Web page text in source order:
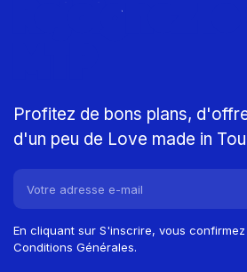
Rejoignez le
Profitez de bons plans,
d'un peu de Love made in
En cliquant sur S'inscrire, vous
Conditions Générales.